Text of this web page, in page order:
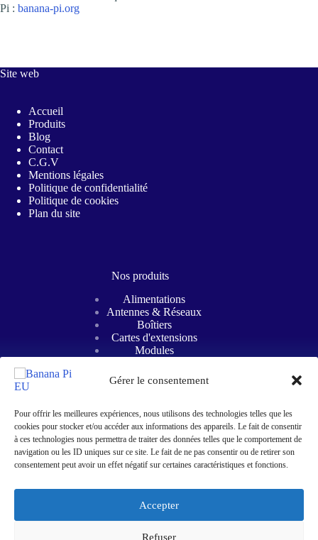
Gérer le consentement
Pour offrir les meilleures expériences, nous utilisons des technologies telles que les
cookies pour stocker et/ou accéder aux informations des appareils. Le fait de consentir
à ces technologies nous permettra de traiter des données telles que le comportement de
navigation ou les ID uniques sur ce site. Le fait de ne pas consentir ou de retirer son
consentement peut avoir un effet négatif sur certaines caractéristiques et fonctions.
Accepter
Refuser
Pi : banana-pi.org
Site web
Accueil
Produits
Blog
Contact
C.G.V
Mentions légales
Politique de confidentialité
Politique de cookies
Plan du site
Nos produits
Alimentations
Antennes & Réseaux
Boîtiers
Cartes d'extensions
Modules
Cartes mères
Éducation STEM
Coordonnées
WhatsApp : (+33) 6 09 22 80 55
E-mail: info@banana-pi.eu